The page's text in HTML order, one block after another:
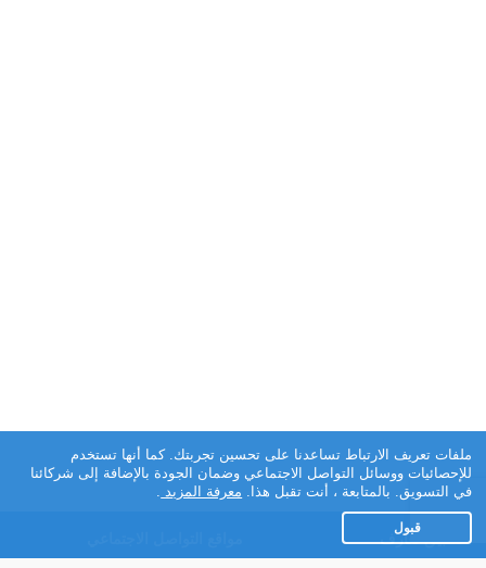
تطبيق تعارف
ملفات تعريف الارتباط تساعدنا على تحسين تجربتك. كما أنها تستخدم
للإحصائيات ووسائل التواصل الاجتماعي وضمان الجودة بالإضافة إلى شركائنا
في التسويق. بالمتابعة ، أنت تقبل هذا. معرفة المزيد .
قبول